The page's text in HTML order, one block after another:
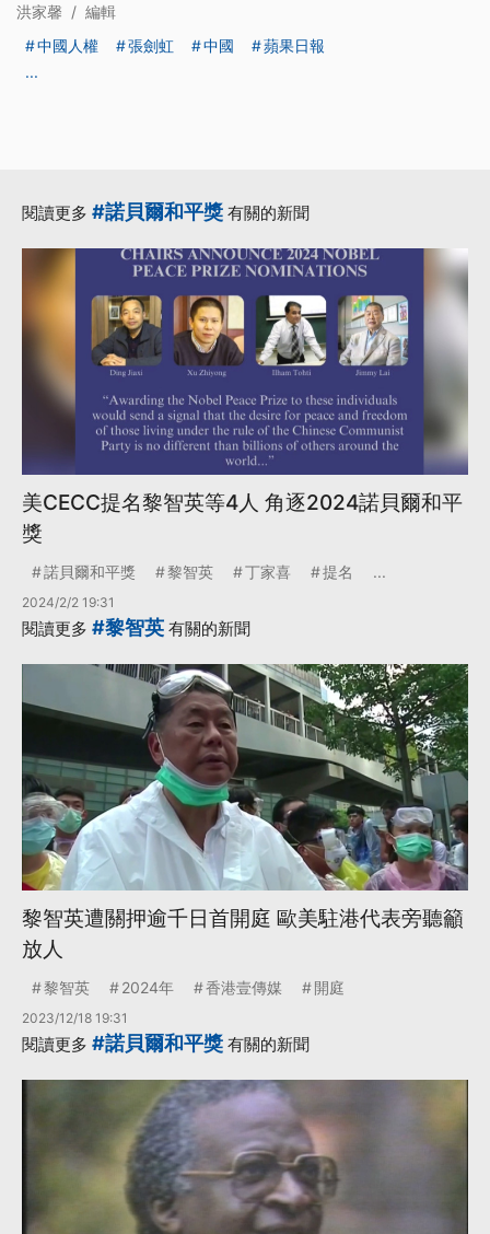
洪家馨 / 編輯
中國人權
張劍虹 中國
蘋果日報
...
閱讀更多 #諾貝爾和平獎 有關的新聞
美CECC提名黎智英等4人 角逐2024諾貝爾和平
獎
諾貝爾和平獎 黎智英 丁家喜 提名 ...
2024/2/2 19:31
閱讀更多 #黎智英 有關的新聞
黎智英遭關押逾千日首開庭 歐美駐港代表旁聽籲
放人
黎智英 2024年 香港壹傳媒 開庭
2023/12/18 19:31
閱讀更多 #諾貝爾和平獎 有關的新聞